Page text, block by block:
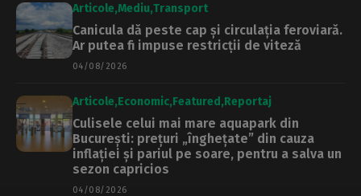
Articole Mediu Transport
Canicula dă peste cap și circulația feroviară.
Ar putea fi impuse restricții de viteză
04/08/2026
Articole Economic Featured Reportaj
Culisele celui mai mare aquapark din
București: prețuri „înghețate” din cauza
inflației și pariul pe soare, pentru a salva un
sezon capricios
04/08/2026